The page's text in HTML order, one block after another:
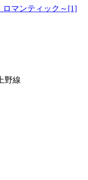
ロマンティック～[1]
野線